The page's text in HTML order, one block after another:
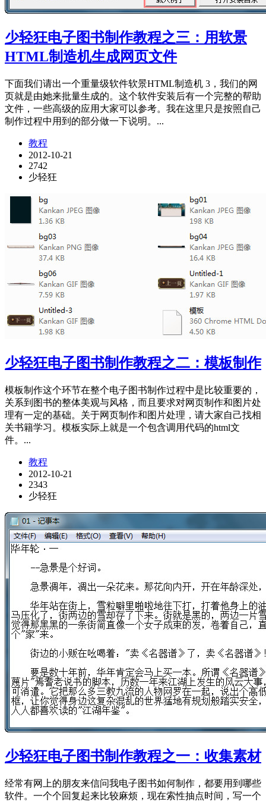
少轻狂电子图书制作教程之三：用软景
HTML制造机生成网页文件
下面我们请出一个重量级软件软景HTML制造机 3，我们的网
页就是由她来批量生成的。这个软件安装后有一个完整的帮助
文件，一些高级的应用大家可以参考。我在这里只是按照自己
制作过程中用到的部分做一下说明。...
教程
2012-10-21
2742
少轻狂
少轻狂电子图书制作教程之二：模板制作
模板制作这个环节在整个电子图书制作过程中是比较重要的，
关系到图书的整体美观与风格，而且要求对网页制作和图片处
理有一定的基础。关于网页制作和图片处理，请大家自己找相
关书籍学习。模板实际上就是一个包含调用代码的html文
件。...
教程
2012-10-21
2343
少轻狂
少轻狂电子图书制作教程之一：收集素材
经常有网上的朋友来信问我电子图书如何制作，都要用到哪些
软件。一个个回复起来比较麻烦，现在索性抽点时间，写一个